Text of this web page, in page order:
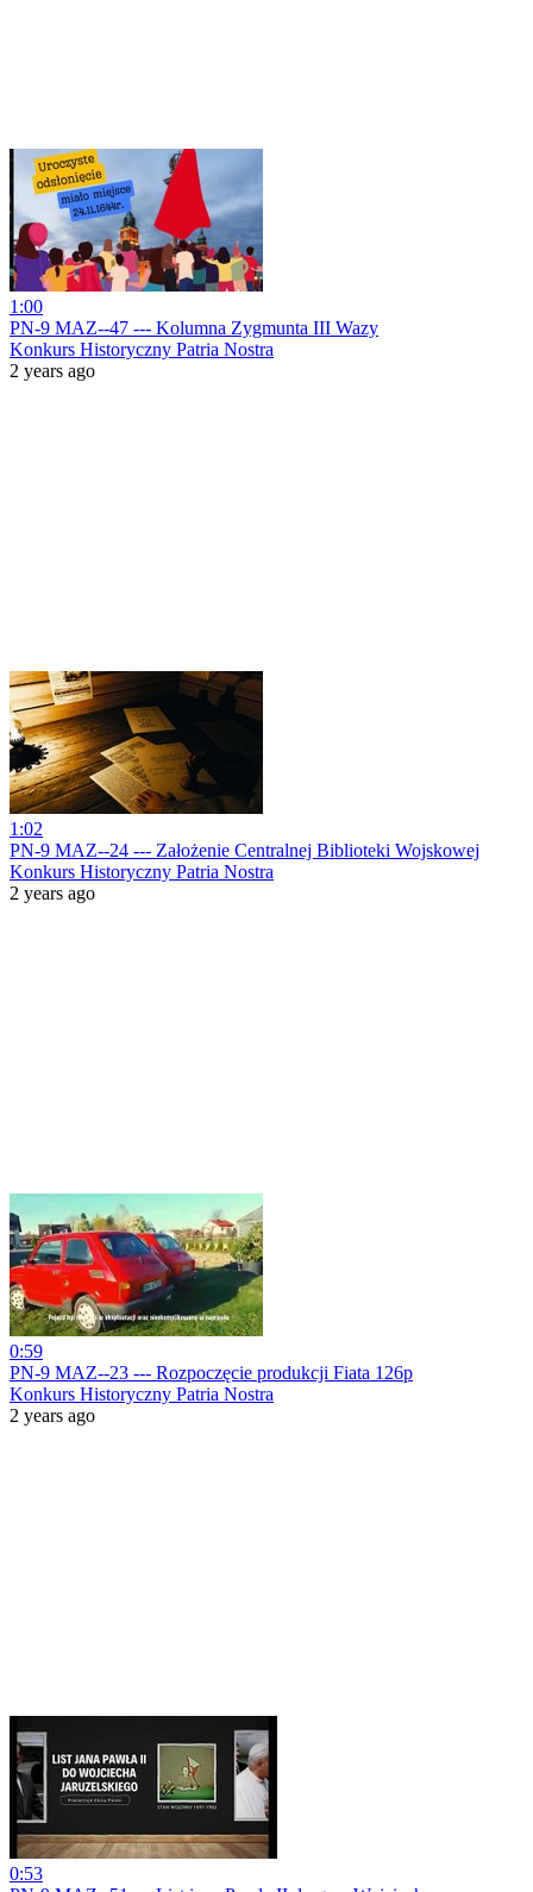
1:00
PN-9 MAZ--47 --- Kolumna Zygmunta III Wazy
Konkurs Historyczny Patria Nostra
2 years ago
1:02
PN-9 MAZ--24 --- Założenie Centralnej Biblioteki Wojskowej
Konkurs Historyczny Patria Nostra
2 years ago
0:59
PN-9 MAZ--23 --- Rozpoczęcie produkcji Fiata 126p
Konkurs Historyczny Patria Nostra
2 years ago
0:53